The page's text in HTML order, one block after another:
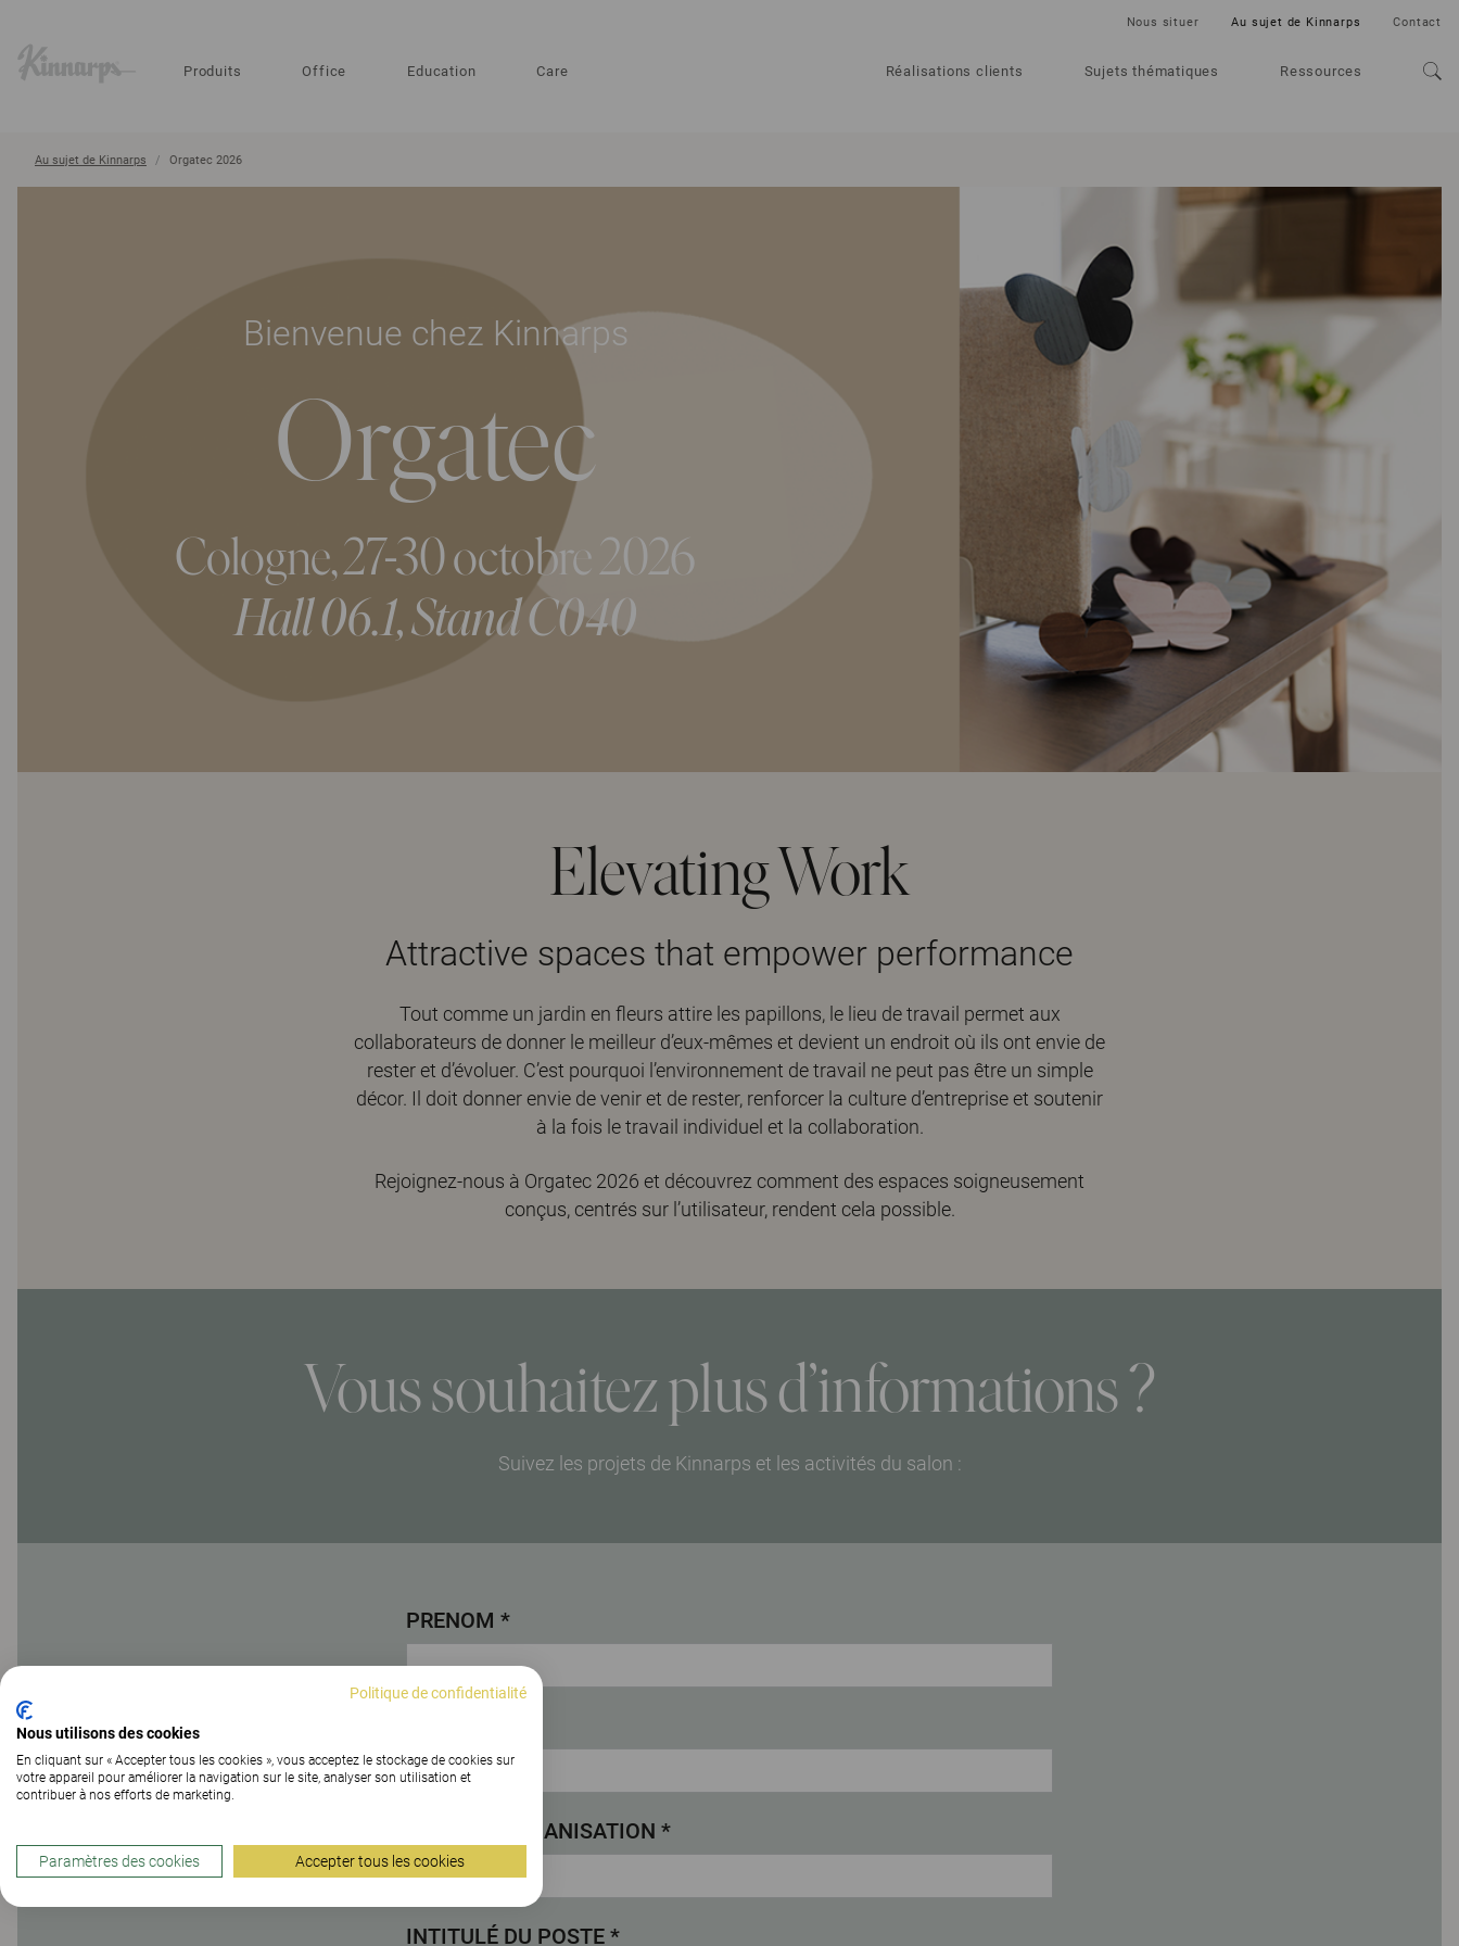
Produits Office Education Care Réalisations clients Sujets thématiques Ressources
Nous situer Au sujet de Kinnarps Contact
Au sujet de Kinnarps Orgatec 2026
Bienvenue chez Kinnarps
Orgatec
Cologne, 27-30 octobre 2026
Hall 06.1, Stand C040
Elevating Work
Attractive spaces that empower performance
Tout comme un jardin en fleurs attire les papillons, le lieu de travail permet aux
collaborateurs de donner le meilleur d’eux-mêmes et devient un endroit où ils ont envie de
rester et d’évoluer. C’est pourquoi l’environnement de travail ne peut pas être un simple
décor. Il doit donner envie de venir et de rester, renforcer la culture d’entreprise et soutenir
à la fois le travail individuel et la collaboration.
Rejoignez-nous à Orgatec 2026 et découvrez comment des espaces soigneusement
conçus, centrés sur l’utilisateur, rendent cela possible.
Vous souhaitez plus d’informations ?
Suivez les projets de Kinnarps et les activités du salon :
PRENOM *
SOCIÉTÉ/ORGANISATION *
INTITULÉ DU POSTE *
Politique de confidentialité
Nous utilisons des cookies
En cliquant sur « Accepter tous les cookies », vous acceptez le stockage de cookies sur
votre appareil pour améliorer la navigation sur le site, analyser son utilisation et
contribuer à nos efforts de marketing.
Paramètres des cookies Accepter tous les cookies